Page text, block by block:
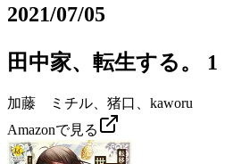
2021/07/05
田中家、転生する。 1
加藤 ミチル、猪口、kaworu
Amazonで見る